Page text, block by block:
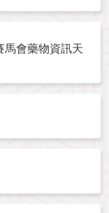
馬會藥物資訊天